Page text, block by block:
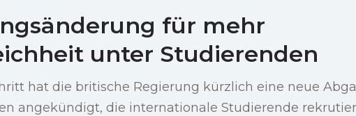
für mehr
unter Studierenden
hat die britische Regierung kürzlich eine neue
angekündigt, die internationale Studierende